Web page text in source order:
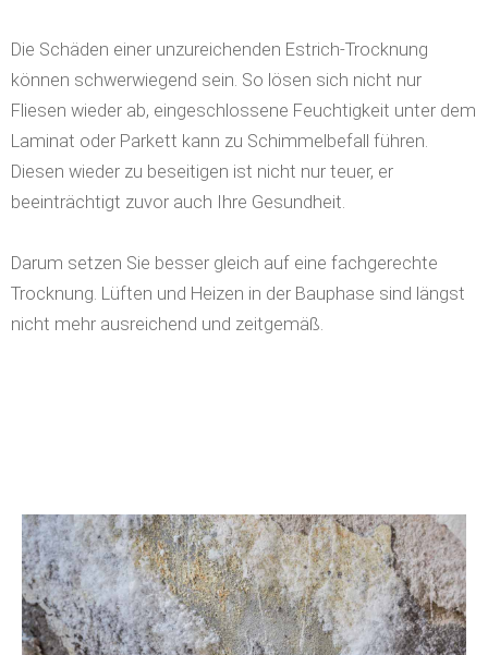
Die Schäden einer unzureichenden Estrich-Trocknung
können schwerwiegend sein. So lösen sich nicht nur
Fliesen wieder ab, eingeschlossene Feuchtigkeit unter dem
Laminat oder Parkett kann zu Schimmelbefall führen.
Diesen wieder zu beseitigen ist nicht nur teuer, er
beeinträchtigt zuvor auch Ihre Gesundheit.
Darum setzen Sie besser gleich auf eine fachgerechte
Trocknung. Lüften und Heizen in der Bauphase sind längst
nicht mehr ausreichend und zeitgemäß.